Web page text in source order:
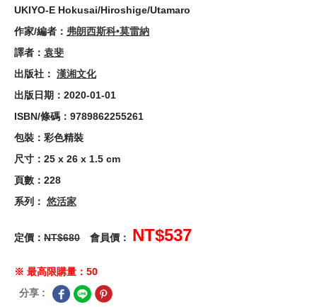
UKIYO-E Hokusai/Hiroshige/Utamaro
作家/編者： 弗朗西斯科•莫雷納
譯者： 袁斐
出版社： 漢湘文化
出版日期：2020-01-01
ISBN/條碼：9789862255261
包裝：彩色精裝
尺寸：25 x 26 x 1.5 cm
頁數：228
系列： 悠活家
定價： NT$680 會員價： NT$537
※ 最高限購量：50
分享 :